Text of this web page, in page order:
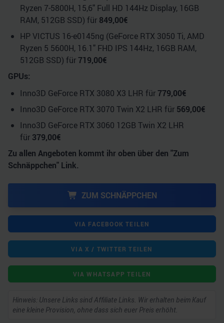
Ryzen 7-5800H, 15,6" Full HD 144Hz Display, 16GB
RAM, 512GB SSD) für 849,00€
HP VICTUS 16-e0145ng (GeForce RTX 3050 Ti, AMD
Ryzen 5 5600H, 16.1" FHD IPS 144Hz, 16GB RAM,
512GB SSD) für719,00€
GPUs:
Inno3D GeForce RTX 3080 X3 LHR für779,00€
Inno3D GeForce RTX 3070 Twin X2 LHR für 569,00€
Inno3D GeForce RTX 3060 12GB Twin X2 LHR
für 379,00€
Zu allen Angeboten kommt ihr oben über den "Zum
Schnäppchen" Link.
ZUM SCHNÄPPCHEN
VIA FACEBOOK TEILEN
VIA X / TWITTER TEILEN
VIA WHATSAPP TEILEN
Hinweis: Unsere Links sind Affiliate Links. Wir erhalten beim Kauf
eine kleine Provision, ohne dass sich euer Preis erhöht.